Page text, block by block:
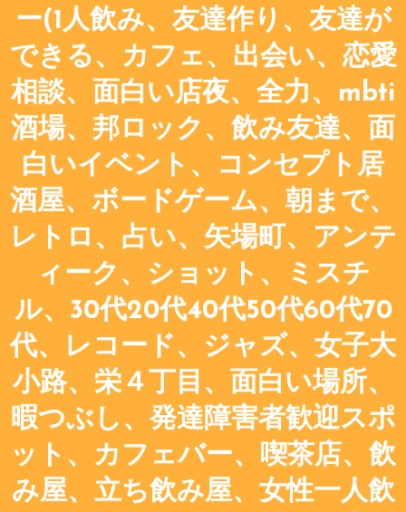
ー(1人飲み、友達作り、友達が
できる、カフェ、出会い、恋愛
相談、面白い店夜、全力、mbti
酒場、邦ロック、飲み友達、面
白いイベント、コンセプト居
酒屋、ボードゲーム、朝まで、
レトロ、占い、矢場町、アンテ
ィーク、ショット、ミスチ
ル、30代20代40代50代60代70
代、レコード、ジャズ、女子大
小路、栄４丁目、面白い場所、
暇つぶし、発達障害者歓迎スポ
ット、カフェバー、喫茶店、飲
み屋、立ち飲み屋、女性一人飲